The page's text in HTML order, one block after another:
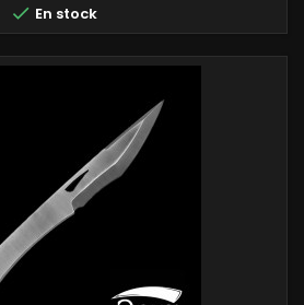
 En stock